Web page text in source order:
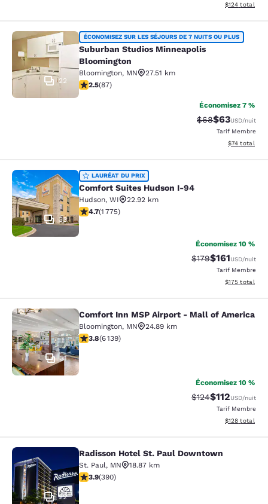
Afficher les
$124 total
Suburban Studios Minneapolis
22
ÉCONOMISEZ SUR LES SÉJOURS DE 7 NUITS OU PLUS
Suburban Studios Minneapolis
Bloomington
Bloomington, MN
27.51 km
2.55 étoiles. Moyen. 87 commentaires
2.5(87)
Économisez 7 %
Tarif barré :
$68Tarif réduit :
$63USD/nuit
Tarif Membre
Afficher les
$74 total
Comfort Suites Hudson I-94
33
LAURÉAT DU PRIX
Comfort Suites Hudson I-94
Hudson, WI
22.92 km
4.69 étoiles. Exceptionnel. 1775 commentaires
4.7(1 775)
Économisez 10 %
Tarif barré :
$179Tarif réduit :
$161USD/nuit
Tarif Membre
Afficher les
$175 total
Comfort Inn MSP Airport - Mall of
31
Comfort Inn MSP Airport - Mall of America
Bloomington, MN
24.89 km
3.75 étoiles. Bien. 6139 commentaires
3.8(6 139)
Économisez 10 %
Tarif barré :
$124Tarif réduit :
$112USD/nuit
Tarif Membre
Afficher les
$128 total
Radisson Hotel St. Paul Downtown
22
Radisson Hotel St. Paul Downtown
St. Paul, MN
18.87 km
3.89 étoiles. Bien. 390 commentaires
3.9(390)